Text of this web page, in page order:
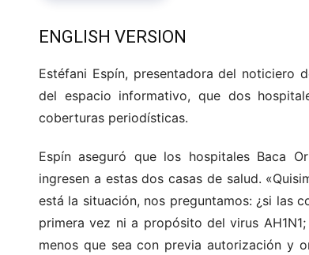
ENGLISH VERSION
Estéfani Espín, presentadora del noticiero
del espacio informativo, que dos
coberturas periodísticas.
Espín aseguró que los hospitales Baca
ingresen a estas dos casas de salud.
está la situación, nos preguntamos: ¿si las
primera vez ni a propósito del virus
menos que sea con previa autorización y